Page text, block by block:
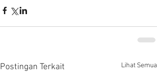
Postingan Terkait Lihat Semua